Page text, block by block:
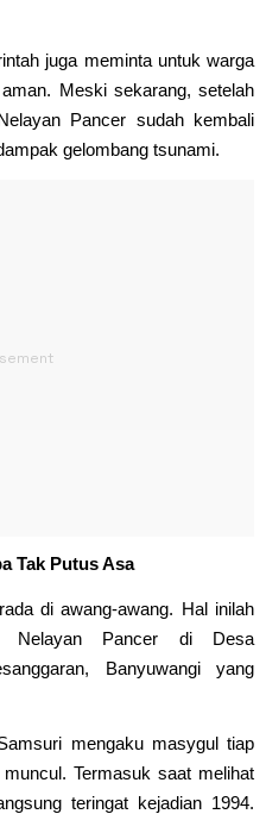
juga meminta untuk warga
Meski sekarang, setelah
Pancer sudah kembali
gelombang tsunami.
Tak Putus Asa
di awang-awang. Hal inilah
Nelayan Pancer di Desa
Banyuwangi yang
mengaku masygul tiap
Termasuk saat melihat
teringat kejadian 1994.